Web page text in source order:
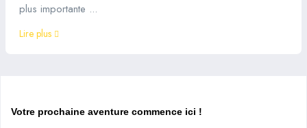
plus importante ...
Lire plus
Votre prochaine aventure commence ici !